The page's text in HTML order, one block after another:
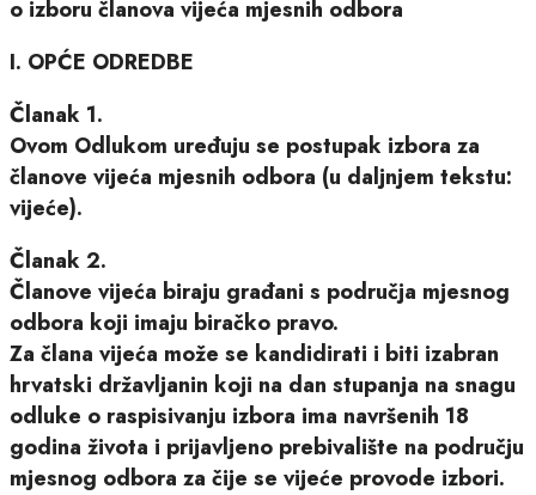
o izboru članova vijeća mjesnih odbora
I. OPĆE ODREDBE
Članak 1.
Ovom Odlukom uređuju se postupak izbora za
članove vijeća mjesnih odbora (u daljnjem tekstu:
vijeće).
Članak 2.
Članove vijeća biraju građani s područja mjesnog
odbora koji imaju biračko pravo.
Za člana vijeća može se kandidirati i biti izabran
hrvatski državljanin koji na dan stupanja na snagu
odluke o raspisivanju izbora ima navršenih 18
godina života i prijavljeno prebivalište na području
mjesnog odbora za čije se vijeće provode izbori.